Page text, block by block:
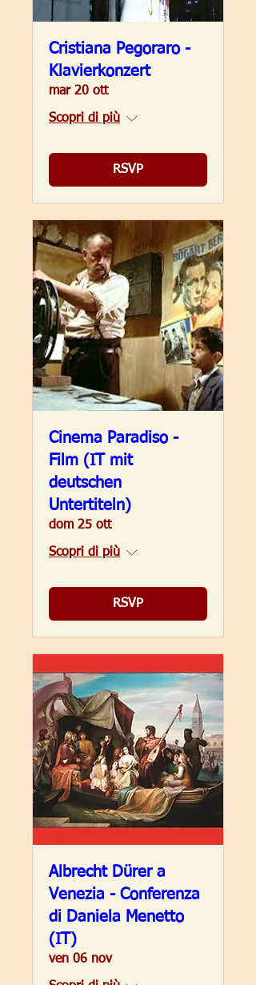
Cristiana Pegoraro -
Klavierkonzert
mar 20 ott
Scopri di più
RSVP
Cinema Paradiso -
Film (IT mit
deutschen
Untertiteln)
dom 25 ott
Scopri di più
RSVP
Albrecht Dürer a
Venezia - Conferenza
di Daniela Menetto
(IT)
ven 06 nov